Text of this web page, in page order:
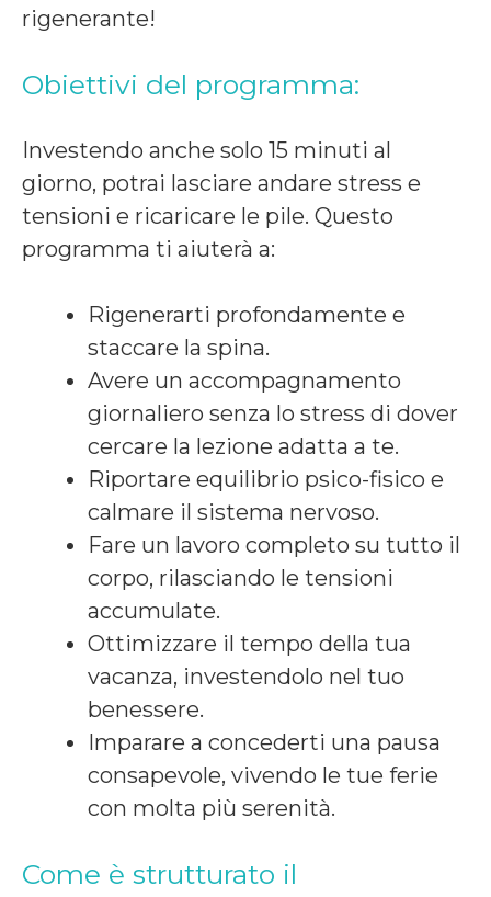
rigenerante!
Obiettivi del programma:
Investendo anche solo 15 minuti al
giorno, potrai lasciare andare stress e
tensioni e ricaricare le pile. Questo
programma ti aiuterà a:
Rigenerarti profondamente e
staccare la spina.
Avere un accompagnamento
giornaliero senza lo stress di dover
cercare la lezione adatta a te.
Riportare equilibrio psico-fisico e
calmare il sistema nervoso.
Fare un lavoro completo su tutto il
corpo, rilasciando le tensioni
accumulate.
Ottimizzare il tempo della tua
vacanza, investendolo nel tuo
benessere.
Imparare a concederti una pausa
consapevole, vivendo le tue ferie
con molta più serenità.
Come è strutturato il